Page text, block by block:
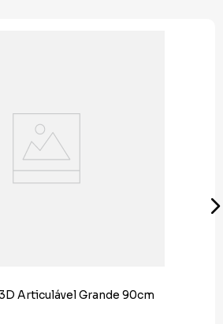
Articulável Grande 90cm